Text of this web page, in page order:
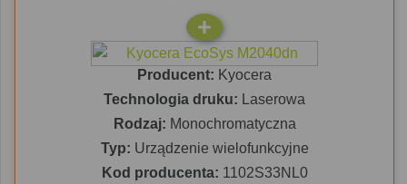
Producent: Kyocera
Technologia druku: Laserowa
Rodzaj: Monochromatyczna
Typ: Urządzenie wielofunkcyjne
Kod producenta: 1102S33NL0